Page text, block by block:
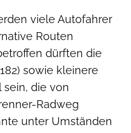
viele Autofahrer
Routen
dürften die
sowie kleinere
sein, die von
Radweg
unter Umständen